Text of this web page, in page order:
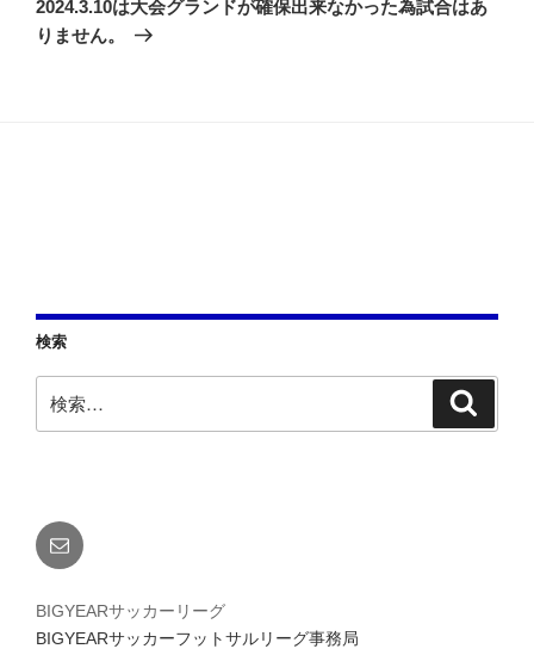
ー
シ
投
2024.3.10は大会グランドが確保出来なかった為試合はあ
りません。
検索
索:
メ
ー
BIGYEARサッカーリーグ
BIGYEARサッカーフットサルリーグ事務局